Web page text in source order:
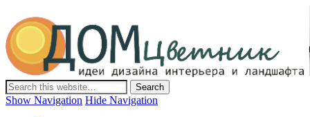
Дом-Цветник
Дизайн интерьера и ландшафта, декор и обустройство дома.
Идеи со всего мира.
Show Navigation Hide Navigation